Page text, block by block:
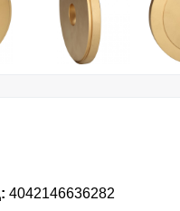
4042146636282